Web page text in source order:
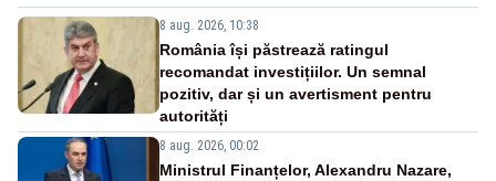
8 aug. 2026, 10:38
România își păstrează ratingul
recomandat investițiilor. Un semnal
pozitiv, dar și un avertisment pentru
autorități
8 aug. 2026, 00:02
Ministrul Finanțelor, Alexandru Nazare,